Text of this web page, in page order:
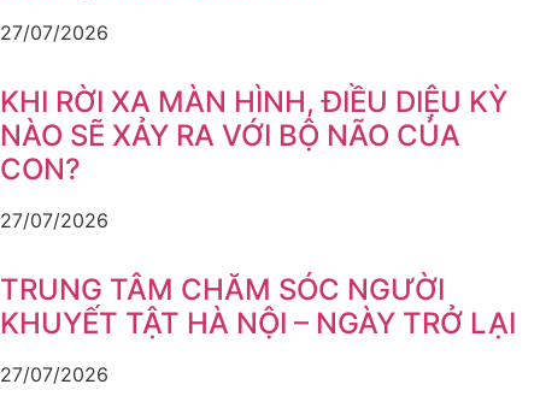
27/07/2026
KHI RỜI XA MÀN HÌNH, ĐIỀU DIỆU KỲ
NÀO SẼ XẢY RA VỚI BỘ NÃO CỦA
CON?
27/07/2026
TRUNG TÂM CHĂM SÓC NGƯỜI
KHUYẾT TẬT HÀ NỘI – NGÀY TRỞ LẠI
27/07/2026